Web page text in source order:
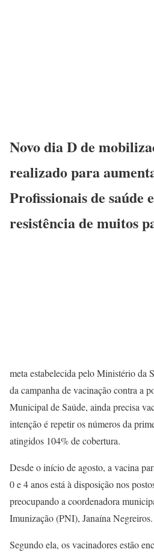
Novo dia D de
realizado para
Profissionais de saúde
resistência de muitos
meta estabelecida pelo Ministério da
da campanha de vacinação contra a
Municipal de Saúde, ainda precisa
intenção é repetir os números da
atingidos 104% de cobertura.
Desde o início de agosto, a vacina
0 e 4 anos está à disposição nos
preocupando a coordenadora
Imunização (PNI), Janaína Negreiros.
Segundo ela, os vacinadores estão